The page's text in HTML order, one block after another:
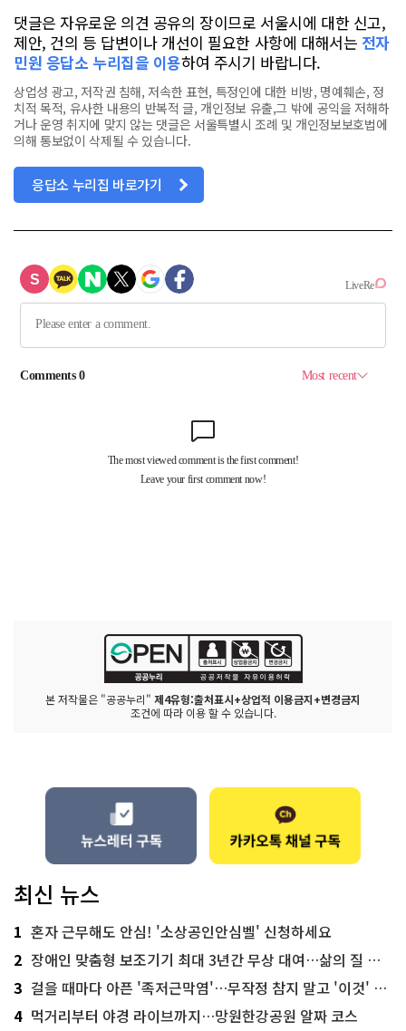
댓글은 자유로운 의견 공유의 장이므로 서울시에 대한 신고,
제안, 건의 등 답변이나 개선이 필요한 사항에 대해서는 전자
민원 응답소 누리집을 이용하여 주시기 바랍니다.
상업성 광고, 저작권 침해, 저속한 표현, 특정인에 대한 비방, 명예훼손, 정
치적 목적, 유사한 내용의 반복적 글, 개인정보 유출,그 밖에 공익을 저해하
거나 운영 취지에 맞지 않는 댓글은 서울특별시 조례 및 개인정보보호법에
의해 통보없이 삭제될 수 있습니다.
응답소 누리집 바로가기
본 저작물은 "공공누리" 제4유형:출처표시+상업적 이용금지+변경금지
조건에 따라 이용 할 수 있습니다.
최신 뉴스
1 혼자 근무해도 안심! '소상공인안심벨' 신청하세요
2 장애인 맞춤형 보조기기 최대 3년간 무상 대여…삶의 질 높인다
3 걸을 때마다 아픈 '족저근막염'…무작정 참지 말고 '이것' 해보세요!
4 먹거리부터 야경 라이브까지…망원한강공원 알짜 코스